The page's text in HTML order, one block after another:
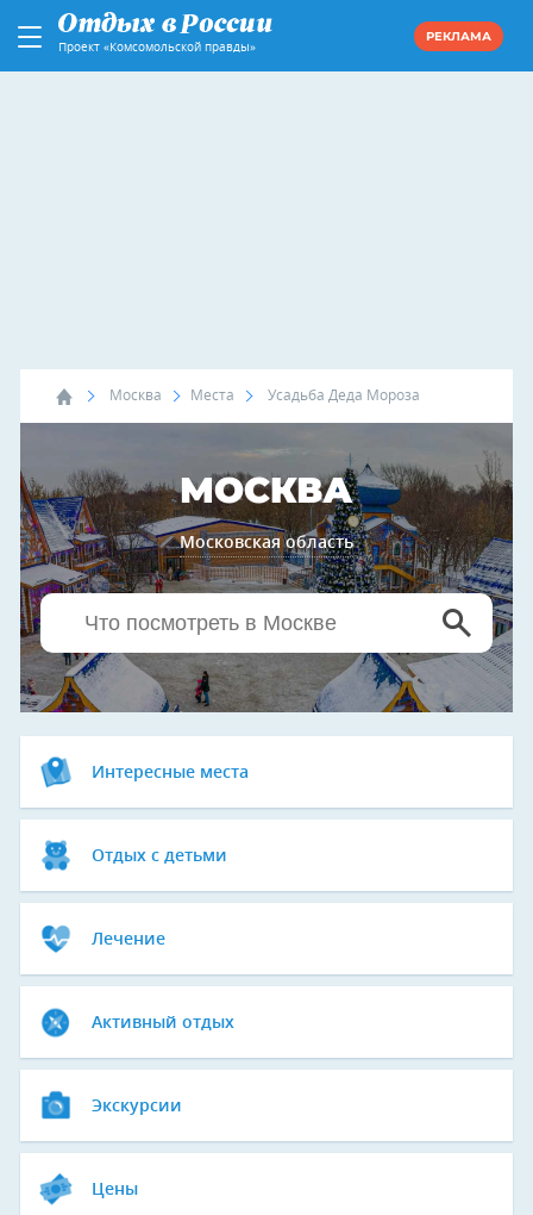
Проект «Комсомольской правды»
РЕКЛАМА
Москва Места Усадьба Деда Мороза
МОСКВА
Московская область
Интересные места
Отдых с детьми
Лечение
Активный отдых
Экскурсии
Цены